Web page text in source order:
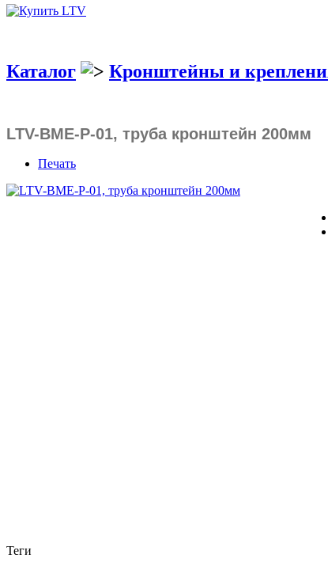
Каталог Кронштейны и
LTV-BME-P-01, труба кронштейн 200мм
Печать
Теги